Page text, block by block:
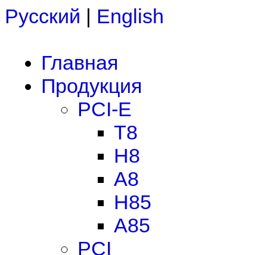
Русский | English
Главная
Продукция
PCI-E
T8
H8
A8
H85
A85
PCI